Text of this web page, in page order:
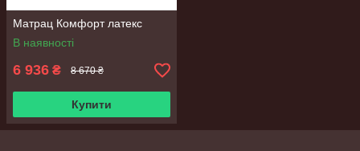
Матрац Комфорт латекс
В наявності
6 936 ₴ 8 670 ₴
Купити